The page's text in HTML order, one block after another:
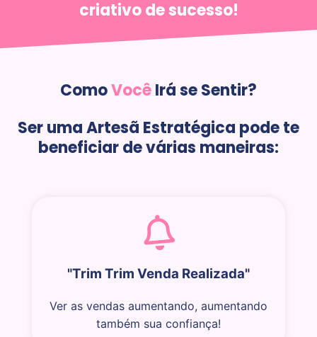
criativo de sucesso!
ComoVocêIrá se Sentir?
Ser uma Artesã Estratégica pode te
beneficiar de várias maneiras:
"Trim Trim Venda Realizada"
Ver as vendas aumentando, aumentando
também sua confiança!